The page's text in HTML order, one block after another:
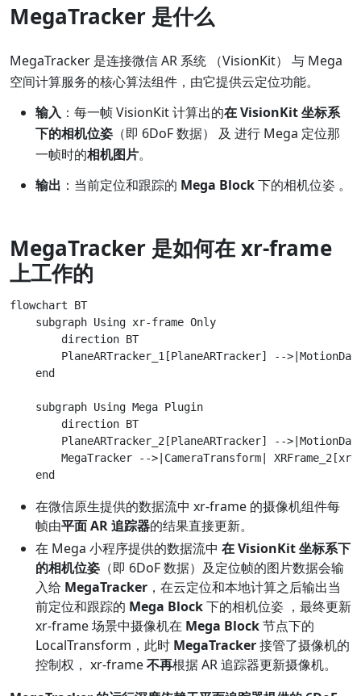
MegaTracker 是什么
MegaTracker 是连接微信 AR 系统 （VisionKit） 与 Mega
空间计算服务的核心算法组件，由它提供云定位功能。
输入 ：每一帧 VisionKit 计算出的在 VisionKit 坐标系
下的相机位姿 （即 6DoF 数据） 及 进行 Mega 定位那
一帧时的相机图片。
输出 ：当前定位和跟踪的 Mega Block下的相机位姿 。
MegaTracker 是如何在 xr-frame
上工作的
flowchart BT
    subgraph Using xr-frame Only
        direction BT
PlaneARTracker_1[PlaneARTracker] --
    end
    subgraph Using Mega Plugin
        direction BT
PlaneARTracker_2[PlaneARTracker] --
MegaTracker -->|CameraTransform| XRFrame_2[xr-
在微信原生提供的数据流中 xr-frame 的摄像机组件每
帧由平面 AR 追踪器的结果直接更新。
在 Mega 小程序提供的数据流中 在 VisionKit 坐标系下
的相机位姿 （即 6DoF 数据）及定位帧的图片数据会输
入给 MegaTracker ，在云定位和本地计算之后输出当
前定位和跟踪的 Mega Block下的相机位姿 ，最终更新
xr-frame 场景中摄像机在 Mega Block节点下的
LocalTransform，此时 MegaTracker接管了摄像机的
控制权， xr-frame不再根据 AR 追踪器更新摄像机。